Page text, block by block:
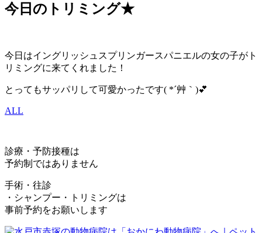
今日のトリミング★
今日はイングリッシュスプリンガースパニエルの女の子がト
リミングに来てくれました！
とってもサッパリして可愛かったです( *´艸｀)💕
ALL
診療・予防接種は
予約制ではありません
手術・往診
・シャンプー・トリミングは
事前予約をお願いします